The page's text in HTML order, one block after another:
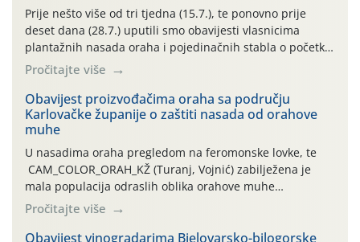
Prije nešto više od tri tjedna (15.7.), te ponovno prije
deset dana (28.7.) uputili smo obavijesti vlasnicima
plantažnih nasada oraha i pojedinačnih stabla o početku
leta i ovogodišnjoj potrebi usmjerenog suzbijanja
orahove muhe (Rhagoletis completa)! Već dvanaest dana
traje drugi ovogodišnji “toplinski udar”, koji naročito
izražen zadnja šest dana (31.7.-05.8.), jer najviše
temperature zraka svakodnevno […]
Pročitajte više
Obavijest proizvođačima oraha sa području
Karlovačke županije o zaštiti nasada od orahove
muhe
U nasadima oraha pregledom na feromonske lovke, te
CAM_COLOR_ORAH_KŽ (Turanj, Vojnić) zabilježena je
mala populacija odraslih oblika orahove muhe
(Rhagoletis completa). Niska brojnost može se objasniti
činjenicom da je riječ o mladim nasadima s vrlo malim
urodom, što je povezano i s manjim brojem prezimjelih
Pročitajte više
Obavijest vinogradarima Bjelovarsko-bilogorske